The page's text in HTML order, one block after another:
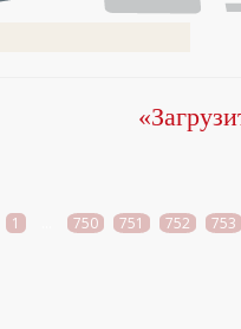
1 750 751 752 753